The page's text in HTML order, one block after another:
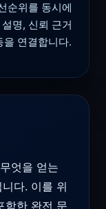
순위를 동시에
명, 신뢰 근거
을 연결합니다.
엇을 얻는
다. 이를 위
함한 완전 문